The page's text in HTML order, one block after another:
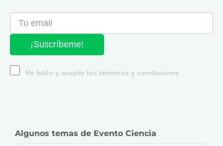
¡Suscríbeme!
He leído y acepto los términos y condiciones
Algunos temas de Evento Ciencia